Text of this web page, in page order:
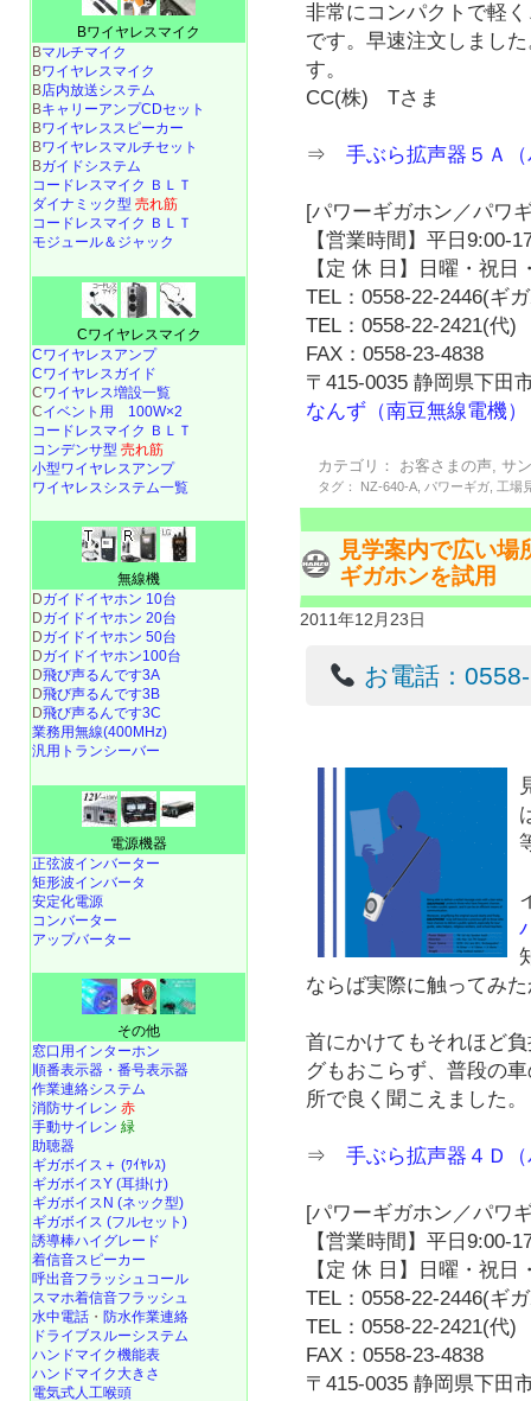
非常にコンパクトで軽
です。早速注文しまし
す。
CC(株) Tさま
⇒手ぶら拡声器５Ａ
[パワーギガホン／パワ
【営業時間】平日9:00-
【定 休 日】日曜・祝日
TEL：0558-22-2446(ギ
TEL：0558-22-2421(代)
FAX：0558-23-4838
〒415-0035 静岡県下田
なんず（南豆無線電機）
カテゴリ： お客さまの声 ,サ
タグ： NZ-640-A パワーギガ 工場
見学案内で広い場
ギガホンを試用
2011年12月23日
お電話：
ならば実際に触ってみ
首にかけてもそれほど
グもおこらず、普段の
所で良く聞こえまし
⇒手ぶら拡声器４Ｄ
[パワーギガホン／パワ
【営業時間】平日9:00-
【定 休 日】日曜・祝日
TEL：0558-22-2446(ギ
TEL：0558-22-2421(代)
FAX：0558-23-4838
〒415-0035 静岡県下田
Bワイヤレスマイク
Bマルチマイク
Bワイヤレスマイク
B店内放送システム
BキャリーアンプCDセット
Bワイヤレススピーカー
Bワイヤレスマルチセット
Bガイドシステム
コードレスマイク ＢＬＴ
ダイナミック型 売れ筋
コードレスマイク ＢＬＴ
モジュール＆ジャック
Cワイヤレスマイク
Cワイヤレスアンプ
Cワイヤレスガイド
Cワイヤレス増設一覧
Cイベント用 100W×2
コードレスマイク ＢＬＴ
コンデンサ型 売れ筋
小型ワイヤレスアンプ
ワイヤレスシステム一覧
無線機
Dガイドイヤホン 10台
Dガイドイヤホン 20台
Dガイドイヤホン 50台
Dガイドイヤホン100台
D飛び声るんです3A
D飛び声るんです3B
D飛び声るんです3C
業務用無線(400MHz)
汎用トランシーバー
電源機器
正弦波インバーター
矩形波インバータ
安定化電源
コンバーター
アップバーター
その他
窓口用インターホン
順番表示器・番号表示器
作業連絡システム
消防サイレン 赤
手動サイレン 緑
助聴器
ギガボイス＋ (ﾜｲﾔﾚｽ)
ギガボイスY (耳掛け)
ギガボイスN (ネック型)
ギガボイス (フルセット)
誘導棒ハイグレード
着信音スピーカー
呼出音フラッシュコール
スマホ着信音フラッシュ
水中電話 ・ 防水作業連絡
ドライブスルーシステム
ハンドマイク機能表
ハンドマイク大きさ
電気式人工喉頭